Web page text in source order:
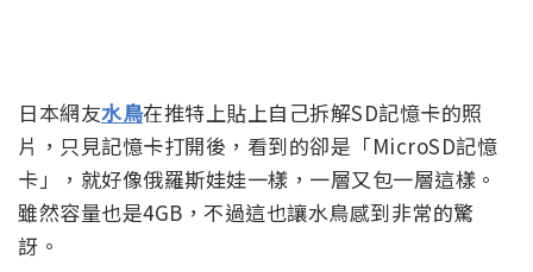
日本網友水鳥在推特上貼上自己拆解SD記憶卡的照
片，只見記憶卡打開後，看到的卻是「MicroSD記憶
卡」，就好像俄羅斯娃娃一樣，一層又包一層這樣。
雖然容量也是4GB，不過這也讓水鳥感到非常的驚
訝。